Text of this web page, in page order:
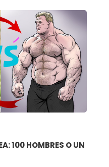
100 HOMBRES O UN